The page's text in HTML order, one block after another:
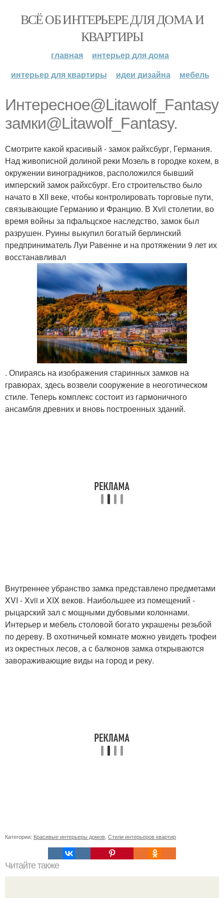
ВСЁ ОБ ИНТЕРЬЕРЕ ДЛЯ ДОМА И
КВАРТИРЫ
главная
интерьер для дома
интерьер для квартиры
идеи дизайна мебель
Интересное@Litawolf_Fantasy
замки@Litawolf_Fantasy.
Смотрите какой красивый - замок райхсбург, Германия.
Над живописной долиной реки Мозель в городке кохем, в
окружении виноградников, расположился бывший
имперский замок райхсбург. Его строительство было
начато в XII веке, чтобы контролировать торговые пути,
связывающие Германию и Францию. В Xvii столетии, во
время войны за пфальцское наследство, замок был
разрушен. Руины выкупил богатый берлинский
предприниматель Луи Равенне и на протяжении 9 лет их
восстанавливал
. Опираясь на изображения старинных замков на
гравюрах, здесь возвели сооружение в неоготическом
стиле. Теперь комплекс состоит из гармоничного
ансамбля древних и вновь построенных зданий.
Внутреннее убранство замка представлено предметами
XVI - Xvii и XIX веков. Наибольшее из помещений -
рыцарский зал с мощными дубовыми колоннами.
Интерьер и мебель столовой богато украшены резьбой
по дереву. В охотничьей комнате можно увидеть трофеи
из окрестных лесов, а с балконов замка открываются
завораживающие виды на город и реку.
Категории: Красивые интерьеры домов, Стили интерьеров квартир
Читайте также